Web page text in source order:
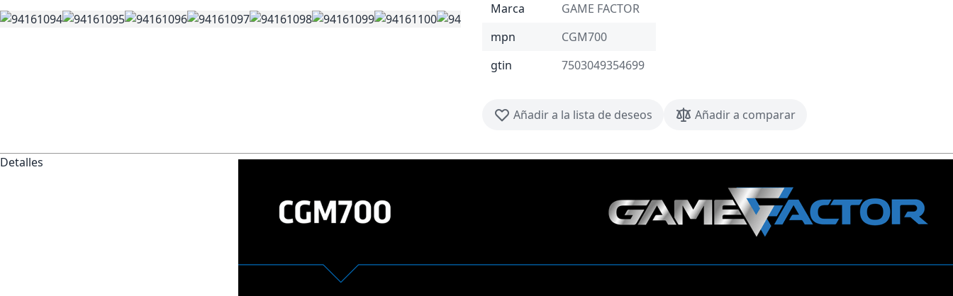
Marca
GAME FACTOR
mpn
CGM700
gtin
7503049354699
Añadir a la lista de deseos Añadir a comparar
Detalles